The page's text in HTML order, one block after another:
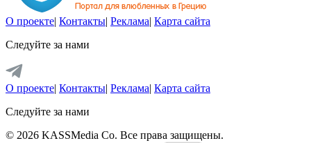
О проекте| Контакты| Реклама| Карта сайта
Следуйте за нами
О проекте| Контакты| Реклама| Карта сайта
Следуйте за нами
© 2026 KASSMedia Co. Все права защищены.